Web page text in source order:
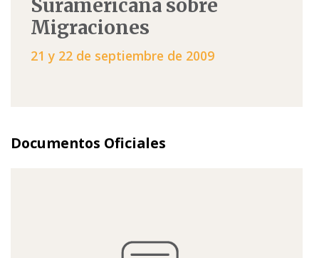
Suramericana sobre
Migraciones
21 y 22 de septiembre de 2009
Documentos Oficiales